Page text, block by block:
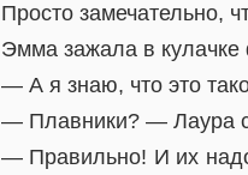
Просто замечательно,
Эмма зажала в кулачке
— А я знаю, что это
— Плавники? — Лаура
— Правильно! И их